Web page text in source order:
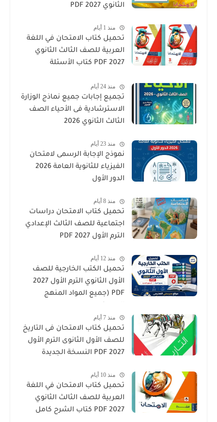
الثانوي 2027 PDF
منذ 1 أيام
تحميل كتاب الامتحان في اللغة
العربية للصف الثالث الثانوي
2027 PDF كتاب الأسئلة
منذ 24 أيام
تجميع إجابات جميع نماذج الوزارة
الاسترشادية فى الأحياء الصف
الثالث الثانوي 2026
منذ 23 أيام
نموذج الإجابة الرسمى لامتحان
الفيزياء للثانوية العامة 2026
الدور الأول
منذ 8 أيام
تحميل كتاب الامتحان دراسات
اجتماعية للصف الثالث الإعدادي
الترم الأول 2027 PDF
منذ 12 أيام
تحميل الكتب الخارجية للصف
الأول الثانوي الترم الأول 2027
PDF (جميع المواد المنهج
منذ 7 أيام
تحميل كتاب الامتحان فى التاريخ
للصف الأول الثانوى الترم الأول
2027 PDF النسخة الجديدة
منذ 10 أيام
تحميل كتاب الامتحان في اللغة
العربية للصف الثالث الثانوي
2027 PDF كتاب الشرح كامل